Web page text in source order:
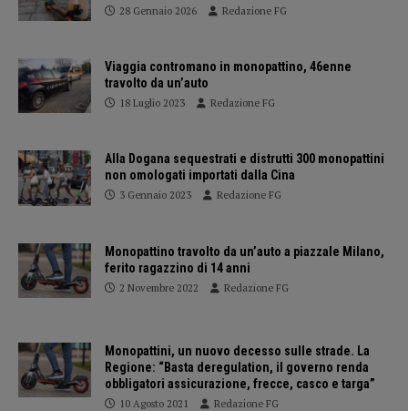
28 Gennaio 2026 Redazione FG
Viaggia contromano in monopattino, 46enne
travolto da un’auto
18 Luglio 2023 Redazione FG
Alla Dogana sequestrati e distrutti 300 monopattini
non omologati importati dalla Cina
3 Gennaio 2023 Redazione FG
Monopattino travolto da un’auto a piazzale Milano,
ferito ragazzino di 14 anni
2 Novembre 2022 Redazione FG
Monopattini, un nuovo decesso sulle strade. La
Regione: “Basta deregulation, il governo renda
obbligatori assicurazione, frecce, casco e targa”
10 Agosto 2021 Redazione FG